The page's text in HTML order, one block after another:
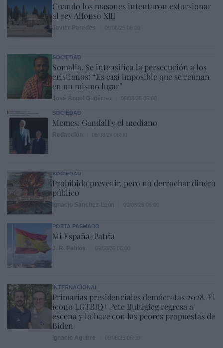
Cuando los masones intentaron extorsionar
al rey Alfonso XIII
SOCIEDAD
Somalia. Se intensifica la persecución a los
cristianos: “Es casi imposible que se reúnan
en un mismo lugar”
SOCIEDAD
Memes. Gandalf y el mediano
SOCIEDAD
Prohibido prevenir, pero no derrochar dinero
público
POETA PASMADO
Mi España-Patria
INTERNACIONAL
Primarias presidenciales demócratas 2028. El
icono LGTBIQ+ Pete Buttigieg regresa a
escena y lo hace con las peores propuestas de
Biden